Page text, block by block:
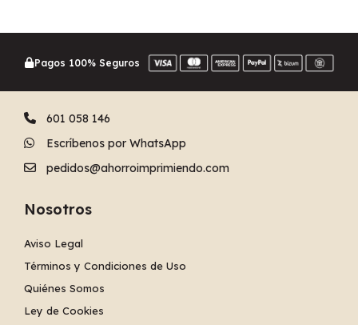
Pagos 100% Seguros
601 058 146
Escríbenos por WhatsApp
pedidos@ahorroimprimiendo.com
Nosotros
Aviso Legal
Términos y Condiciones de Uso
Quiénes Somos
Ley de Cookies